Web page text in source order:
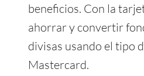
beneficios. Con la
ahorrar y convertir
divisas usando el tipo
Mastercard.